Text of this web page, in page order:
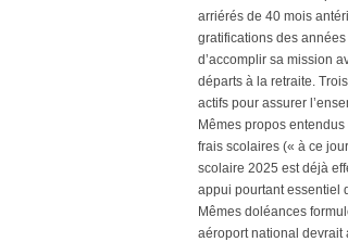
arriérés de 40 mois
gratifications des
d’accomplir sa mission
départs à la retraite.
actifs pour assurer
Mêmes propos
frais scolaires (« à ce
scolaire 2025 est déjà
appui pourtant essentiel
Mêmes doléances
aéroport national devrait